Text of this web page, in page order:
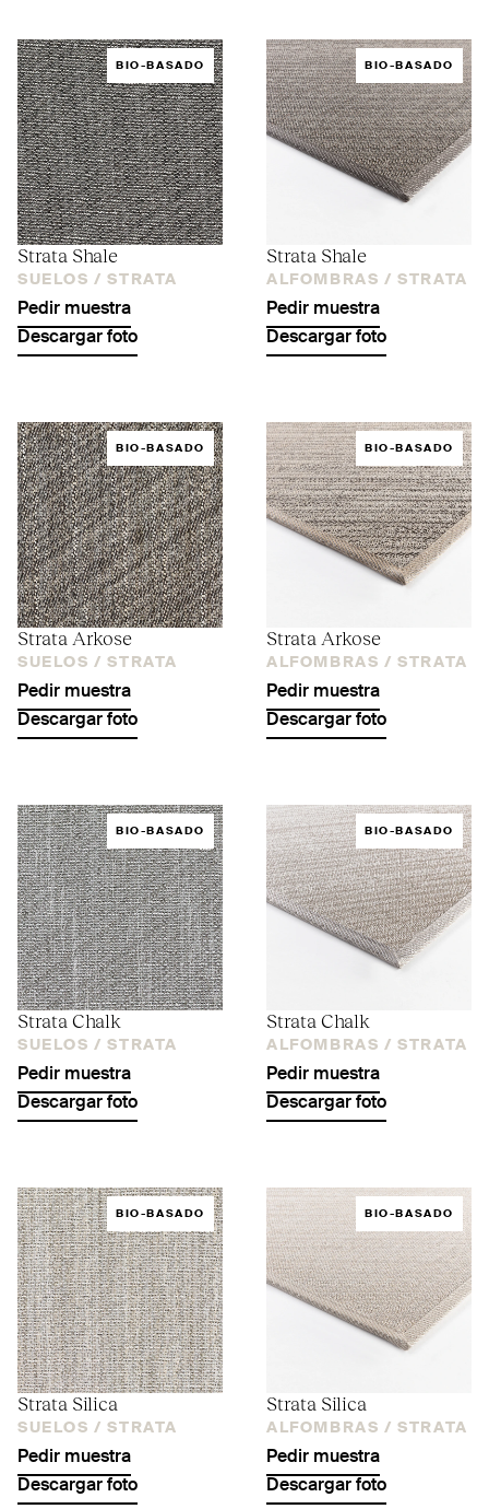
BIO-BASADO
Strata Shale
SUELOS / STRATA
Pedir muestra
Descargar foto
BIO-BASADO
Strata Shale
ALFOMBRAS / STRATA
Pedir muestra
Descargar foto
BIO-BASADO
Strata Arkose
SUELOS / STRATA
Pedir muestra
Descargar foto
BIO-BASADO
Strata Arkose
ALFOMBRAS / STRATA
Pedir muestra
Descargar foto
BIO-BASADO
Strata Chalk
SUELOS / STRATA
Pedir muestra
Descargar foto
BIO-BASADO
Strata Chalk
ALFOMBRAS / STRATA
Pedir muestra
Descargar foto
BIO-BASADO
Strata Silica
SUELOS / STRATA
Pedir muestra
Descargar foto
BIO-BASADO
Strata Silica
ALFOMBRAS / STRATA
Pedir muestra
Descargar foto